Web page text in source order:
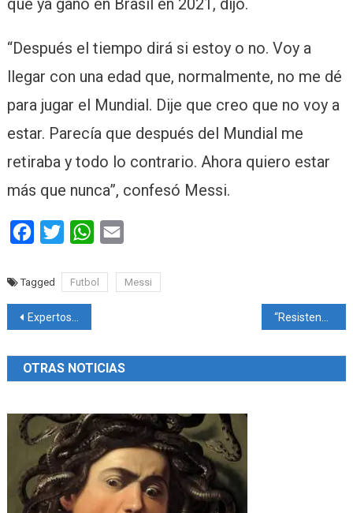
que ya ganó en Brasil en 2021, dijo.
“Después el tiempo dirá si estoy o no. Voy a
llegar con una edad que, normalmente, no me dé
para jugar el Mundial. Dije que creo que no voy a
estar. Parecía que después del Mundial me
retiraba y todo lo contrario. Ahora quiero estar
más que nunca”, confesó Messi.
Facebook
Twitter WhatsApp
Tagged Futbol Messi
Navegación
de
entradas
Expertos creen que el acceso a la financiación climática provoca la brecha de género
OTRAS NOTICIAS